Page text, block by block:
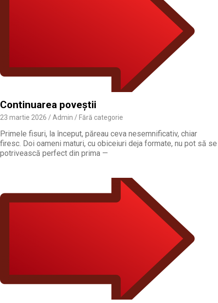
Continuarea poveștii
23 martie 2026 Admin Fără categorie
Primele fisuri, la început, păreau ceva nesemnificativ, chiar
firesc. Doi oameni maturi, cu obiceiuri deja formate, nu pot să se
potrivească perfect din prima —